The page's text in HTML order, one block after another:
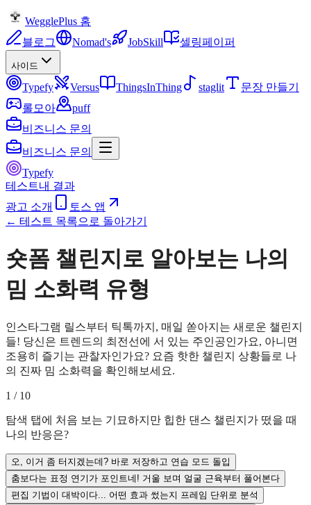
WegglePlus 홈
블로그
Nomad's JobSkill 셀링페이퍼
사이드
Typefy Versus ThingsInThing staglit
문장 만들기
롤모아
puff
비즈니스 문의
비즈니스 문의
Typefy
테스트내 결과
광고 소개
토스 앱
← 테스트 목록으로 돌아가기
숏폼 챌린지로 알아보는 나의
밈 소화력 유형
인스타그램 릴스부터 틱톡까지, 매일 쏟아지는 새로운 챌린지
들! 당신은 트렌드의 최전선에 서 있는 주인공인가요, 아니면
조용히 즐기는 관찰자인가요? 요즘 핫한 챌린지 상황들로 나
의 진짜 밈 소화력을 확인해보세요.
1 / 10
탐색 탭에 처음 보는 기묘하지만 힙한 댄스 챌린지가 떴을 때
나의 반응은?
오, 이거 좀 터지겠는데? 바로 저장하고 연습 모드 돌입
춤보다는 표정 연기가 포인트네! 거울 보며 얼굴 근육부터 풀어본다
편집 기법이 대박이다... 어떤 효과 썼는지 프레임 단위로 분석